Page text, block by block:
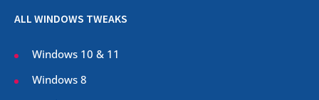
ALL WINDOWS TWEAKS
Windows 10 & 11
Windows 8